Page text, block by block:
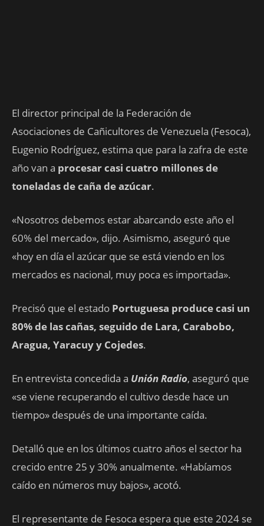
El director principal de la Federación de
Asociaciones de Cañicultores de Venezuela (Fesoca),
Eugenio Rodríguez, estima que para la zafra de este
año van a procesar casi cuatro millones de
toneladas de caña de azúcar.
«Nosotros debemos estar abarcando este año el
60% del mercado», dijo. Asimismo, aseguró que
«hoy en día el azúcar que se está viendo en los
mercados es nacional, muy poca es importada».
Precisó que el estado Portuguesa produce casi un
80% de las cañas, seguido de Lara, Carabobo,
Aragua, Yaracuy y Cojedes.
En entrevista concedida a Unión Radio, aseguró que
«se viene recuperando el cultivo desde hace un
tiempo» después de una importante caída.
Detalló que en los últimos cuatro años el sector ha
crecido entre 25 y 30% anualmente. «Habíamos
caído en números muy bajos», acotó.
El representante de Fesoca espera que este 2024 se